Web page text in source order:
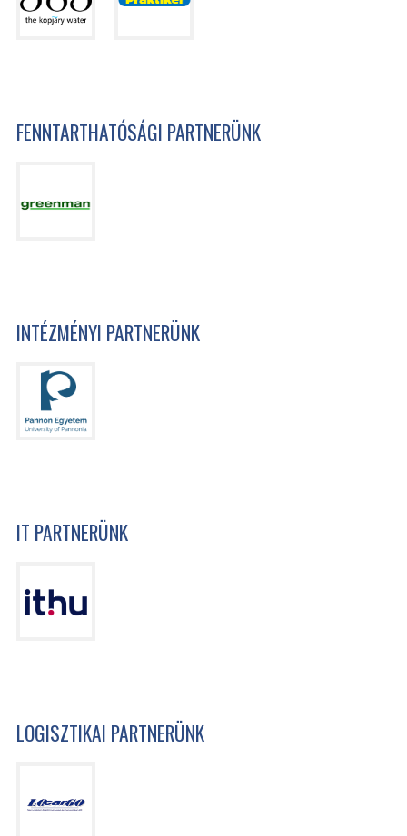
FENNTARTHATÓSÁGI PARTNERÜNK
INTÉZMÉNYI PARTNERÜNK
IT PARTNERÜNK
LOGISZTIKAI PARTNERÜNK